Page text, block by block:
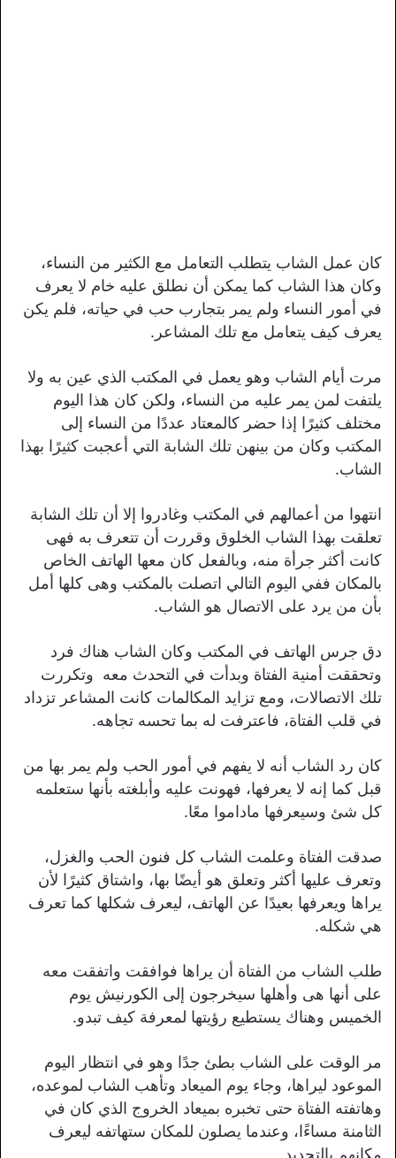
كان عمل الشاب يتطلب التعامل مع الكثير من النساء،
وكان هذا الشاب كما يمكن أن نطلق عليه خام لا يعرف
في أمور النساء ولم يمر بتجارب حب في حياته، فلم يكن
يعرف كيف يتعامل مع تلك المشاعر.
مرت أيام الشاب وهو يعمل في المكتب الذي عين به ولا
يلتفت لمن يمر عليه من النساء، ولكن كان هذا اليوم
مختلف كثيرًا إذا حضر كالمعتاد عددًا من النساء إلى
المكتب وكان من بينهن تلك الشابة التي أعجبت كثيرًا بهذا
الشاب.
انتهوا من أعمالهم في المكتب وغادروا إلا أن تلك الشابة
تعلقت بهذا الشاب الخلوق وقررت أن تتعرف به فهى
كانت أكثر جرأة منه، وبالفعل كان معها الهاتف الخاص
بالمكان ففي اليوم التالي اتصلت بالمكتب وهى كلها أمل
بأن من يرد على الاتصال هو الشاب.
دق جرس الهاتف في المكتب وكان الشاب هناك فرد
وتحققت أمنية الفتاة وبدأت في التحدث معه وتكررت
تلك الاتصالات، ومع تزايد المكالمات كانت المشاعر تزداد
في قلب الفتاة، فاعترفت له بما تحسه تجاهه.
كان رد الشاب أنه لا يفهم في أمور الحب ولم يمر بها من
قبل كما إنه لا يعرفها، فهونت عليه وأبلغته بأنها ستعلمه
كل شئ وسيعرفها ماداموا معًا.
صدقت الفتاة وعلمت الشاب كل فنون الحب والغزل،
وتعرف عليها أكثر وتعلق هو أيضًا بها، واشتاق كثيرًا لأن
يراها ويعرفها بعيدًا عن الهاتف، ليعرف شكلها كما تعرف
هي شكله.
طلب الشاب من الفتاة أن يراها فوافقت واتفقت معه
على أنها هى وأهلها سيخرجون إلى الكورنيش يوم
الخميس وهناك يستطيع رؤيتها لمعرفة كيف تبدو.
مر الوقت على الشاب بطئ جدًا وهو في انتظار اليوم
الموعود ليراها، وجاء يوم الميعاد وتأهب الشاب لموعده،
وهاتفته الفتاة حتى تخبره بميعاد الخروج الذي كان في
الثامنة مساءًا، وعندما يصلون للمكان ستهاتفه ليعرف
مكانهم بالتحديد.